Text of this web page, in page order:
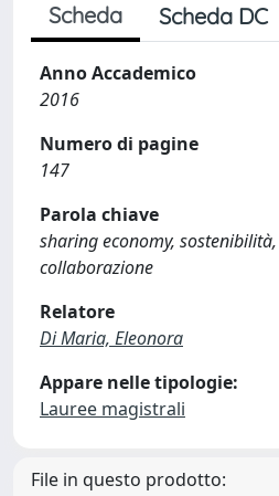
Scheda Scheda DC
Anno Accademico
2016
Numero di pagine
147
Parola chiave
sharing economy,
collaborazione
Relatore
Di Maria, Eleonora
Appare nelle tipologie:
Lauree magistrali
File in questo prodotto: